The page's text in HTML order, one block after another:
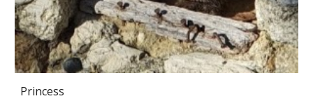
Princess